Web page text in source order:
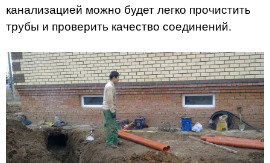
канализацией можно будет легко прочистить
трубы и проверить качество соединений.